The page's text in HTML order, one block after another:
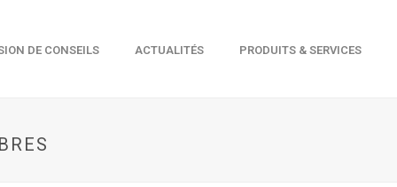
DE CONSEILS ACTUALITÉS PRODUITS & SERVICES